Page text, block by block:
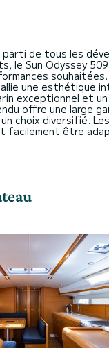
de tous les
le Sun Odyssey
souhaitées.
une esthétique
exceptionnel et
offre une large
choix diversifié.
facilement être